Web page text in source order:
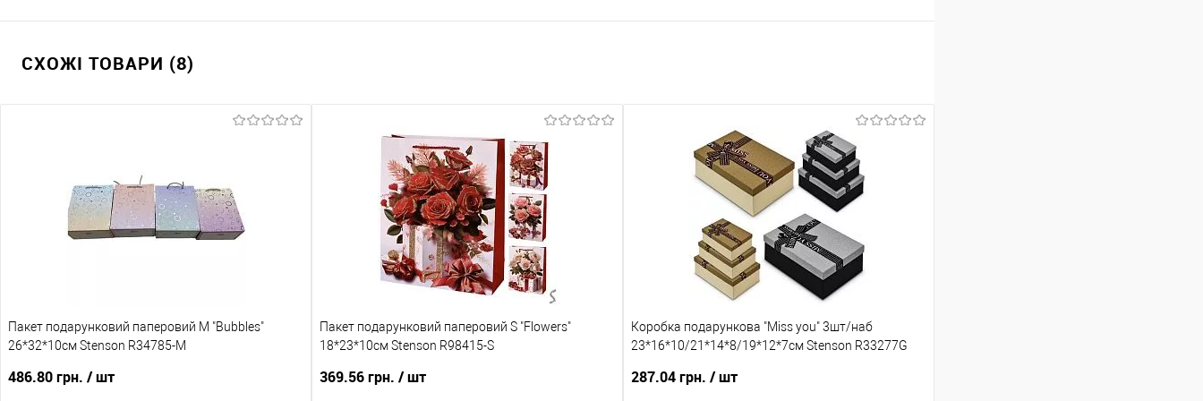
СХОЖІ ТОВАРИ (8)
Пакет подарунковий паперовий M "Bubbles"
26*32*10см Stenson R34785-M
486.80 грн. / шт
Пакет подарунковий паперовий S "Flowers"
18*23*10см Stenson R98415-S
369.56 грн. / шт
Коробка подарункова "Miss you" 3шт/наб
23*16*10/21*14*8/19*12*7см Stenson R33277G
287.04 грн. / шт